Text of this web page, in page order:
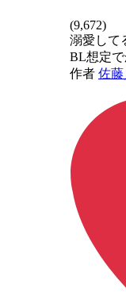
(9,672)
溺愛して
BL想定で
作者 佐藤